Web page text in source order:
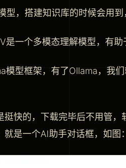
型，搭建知识库的时候会用到
是一个多模态理解模型，有助
模型框架，有了Ollama，我
挺快的，下载完毕后不用管
是一个AI助手对话框，如图：